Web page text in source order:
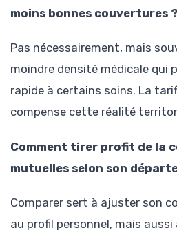
moins bonnes couvertures ?
Pas nécessairement, mais
moindre densité médicale qui
rapide à certains soins. La
compense cette réalité
Comment tirer profit de la
mutuelles selon son
Comparer sert à ajuster son
au profil personnel, mais